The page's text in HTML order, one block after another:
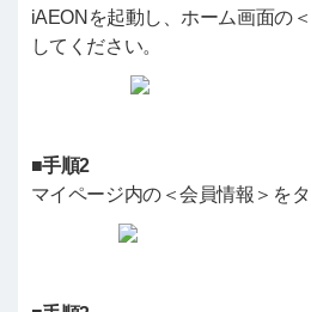
iAEONを起動し、ホーム画面の
してください。
■手順2
マイページ内の＜会員情報＞を